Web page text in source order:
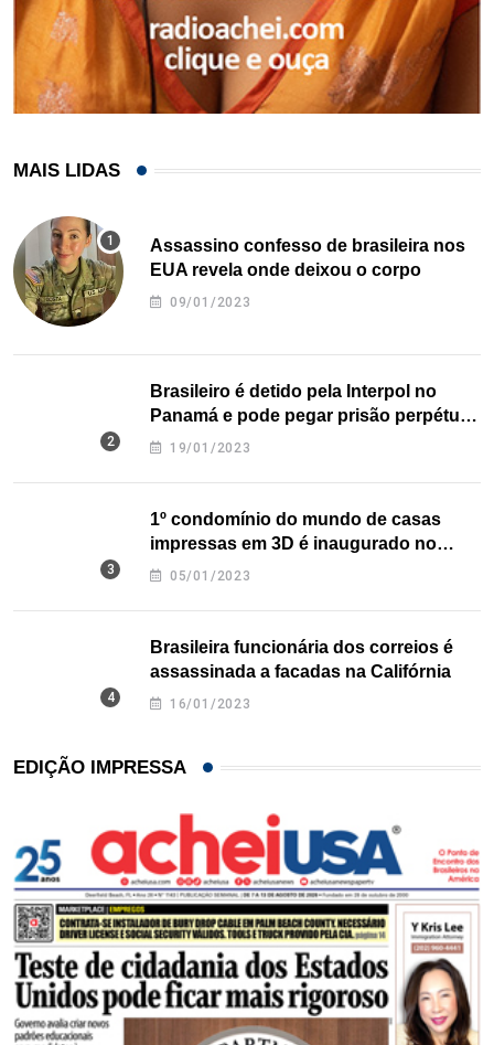
MAIS LIDAS
Assassino confesso de brasileira nos
EUA revela onde deixou o corpo
09/01/2023
Brasileiro é detido pela Interpol no
Panamá e pode pegar prisão perpétua
nos EUA
19/01/2023
1º condomínio do mundo de casas
impressas em 3D é inaugurado no
Texas
05/01/2023
Brasileira funcionária dos correios é
assassinada a facadas na Califórnia
16/01/2023
EDIÇÃO IMPRESSA